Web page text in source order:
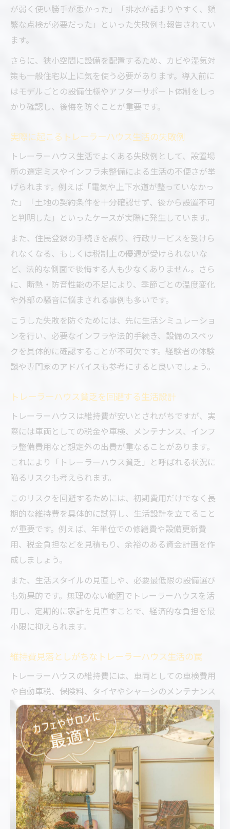
が弱く使い勝手が悪かった」「排水が詰まりやすく、頻
繁な点検が必要だった」といった失敗例も報告されてい
ます。
さらに、狭小空間に設備を配置するため、カビや湿気対
策も一般住宅以上に気を使う必要があります。導入前に
はモデルごとの設備仕様やアフターサポート体制をしっ
かり確認し、後悔を防ぐことが重要です。
実際に起こるトレーラーハウス生活の失敗例
トレーラーハウス生活でよくある失敗例として、設置場
所の選定ミスやインフラ未整備による生活の不便さが挙
げられます。例えば「電気や上下水道が整っていなかっ
た」「土地の契約条件を十分確認せず、後から設置不可
と判明した」といったケースが実際に発生しています。
また、住民登録の手続きを誤り、行政サービスを受けら
れなくなる、もしくは税制上の優遇が受けられないな
ど、法的な側面で後悔する人も少なくありません。さら
に、断熱・防音性能の不足により、季節ごとの温度変化
や外部の騒音に悩まされる事例も多いです。
こうした失敗を防ぐためには、先に生活シミュレーショ
ンを行い、必要なインフラや法的手続き、設備のスペッ
クを具体的に確認することが不可欠です。経験者の体験
談や専門家のアドバイスも参考にすると良いでしょう。
トレーラーハウス貧乏を回避する生活設計
トレーラーハウスは維持費が安いとされがちですが、実
際には車両としての税金や車検、メンテナンス、インフ
ラ整備費用など想定外の出費が重なることがあります。
これにより「トレーラーハウス貧乏」と呼ばれる状況に
陥るリスクも考えられます。
このリスクを回避するためには、初期費用だけでなく長
期的な維持費を具体的に試算し、生活設計を立てること
が重要です。例えば、年単位での修繕費や設備更新費
用、税金負担などを見積もり、余裕のある資金計画を作
成しましょう。
また、生活スタイルの見直しや、必要最低限の設備選び
も効果的です。無理のない範囲でトレーラーハウスを活
用し、定期的に家計を見直すことで、経済的な負担を最
小限に抑えられます。
維持費見落としがちなトレーラーハウス生活の罠
トレーラーハウスの維持費には、車両としての車検費用
や自動車税、保険料、タイヤやシャーシのメンテナンス
費が含まれます。これらは一般住宅にはない出費であ
り、見落としやすいポイントです。
さらに、設置場所によっては上下水道や電気の引き込み
費用が高額になる場合や、固定資産税が発生するケース
もあります。特に「移動できるから安上がり」と思い込
み、インフラ整備や定期メンテナンスのコストを軽視す
ると、後々大きな負担となることも。
維持費を正確に把握するためには、車両・建築物両方の